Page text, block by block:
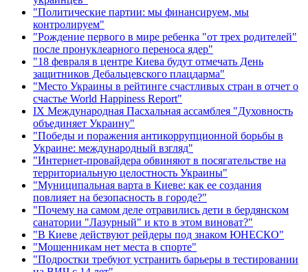
"Политические партии: мы финансируем, мы
контролируем"
"Рождение первого в мире ребенка "от трех родителей"
после пронуклеарного переноса ядер"
"18 февраля в центре Киева будут отмечать День
защитников Дебальцевского плацдарма"
"Место Украины в рейтинге счастливых стран в отчет о
счастье World Happiness Report"
ІХ Международная Пасхальная ассамблея "Духовность
объединяет Украину"
"Победы и поражения антикоррупционной борьбы в
Украине: международный взгляд"
"Интернет-провайдера обвиняют в посягательстве на
территориальную целостность Украины"
"Муниципальная варта в Киеве: как ее создания
повлияет на безопасность в городе?"
"Почему на самом деле отравились дети в бердянском
санатории "Лазурный" и кто в этом виноват?"
"В Киеве действуют рейдеры под знаком ЮНЕСКО"
"Мошенникам нет места в спорте"
"Подростки требуют устранить барьеры в тестировании